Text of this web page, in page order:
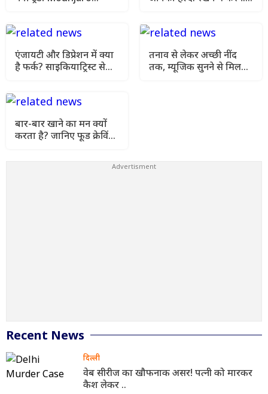
एंजायटी और डिप्रेशन में क्या
है फर्क? साइकियाट्रिस्ट से
तनाव से लेकर अच्छी नींद
तक, म्यूजिक सुनने से मिलते
बार-बार खाने का मन क्यों
करता है? जानिए फूड क्रेविंग
Recent News
दिल्ली
वेब सीरीज का खौफनाक असर! पत्नी को मारकर
कैश लेकर ..